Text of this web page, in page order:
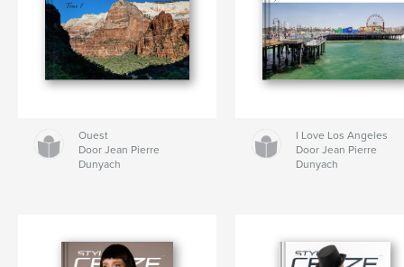
Ouest
Door Jean Pierre
Dunyach
I Love Los Angeles
Door Jean Pierre
Dunyach